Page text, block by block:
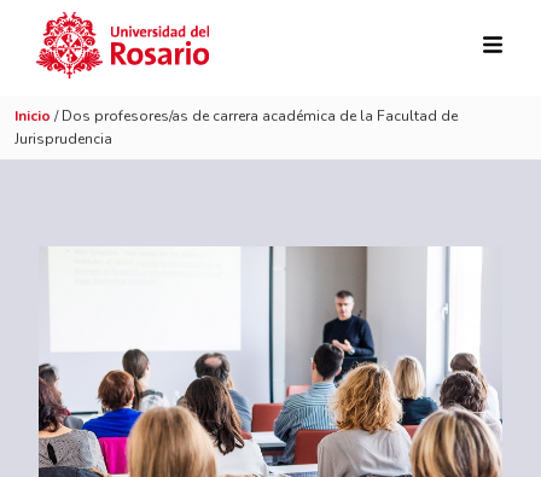
Pasar al contenido principal
Inicio / Dos profesores/as de carrera académica de la Facultad de
Jurisprudencia